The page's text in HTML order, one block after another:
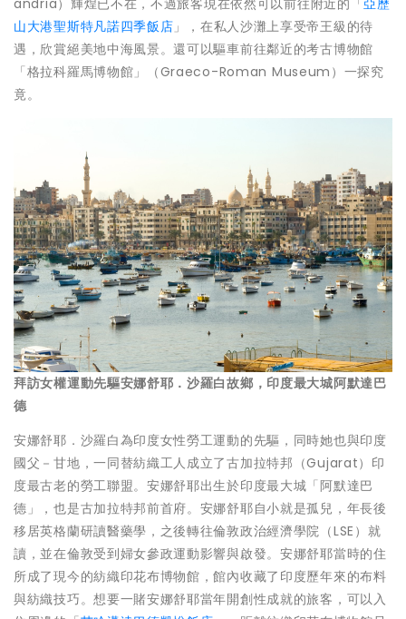
andria）輝煌已不在，不過旅客現在依然可以前往附近的「亞歷
山大港聖斯特凡諾四季飯店」
，在私人沙灘上享受帝王級的待
遇，欣賞絕美地中海風景。還可以驅車前往鄰近的考古博物館
「格拉科羅馬博物館」（Graeco-Roman Museum）一探究
竟。
拜訪女權運動先驅安娜舒耶．沙羅白故鄉，印度最大城阿默達巴
德
安娜舒耶．沙羅白為印度女性勞工運動的先驅，同時她也與印度
國父－甘地，一同替紡織工人成立了古加拉特邦（Gujarat）印
度最古老的勞工聯盟。安娜舒耶出生於印度最大城「阿默達巴
德」，也是古加拉特邦前首府。安娜舒耶自小就是孤兒，年長後
移居英格蘭研讀醫藥學，之後轉往倫敦政治經濟學院（LSE）就
讀，並在倫敦受到婦女參政運動影響與啟發。安娜舒耶當時的住
所成了現今的紡織印花布博物館，館內收藏了印度歷年來的布料
與紡織技巧。想要一賭安娜舒耶當年開創性成就的旅客，可以入